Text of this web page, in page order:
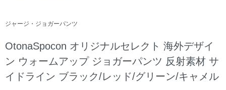
ジャージ・ジョガーパンツ
OtonaSpocon オリジナルセレクト 海外デザイ
ン ウォームアップ ジョガーパンツ 反射素材 サ
イドライン ブラック/レッド/グリーン/キャメル